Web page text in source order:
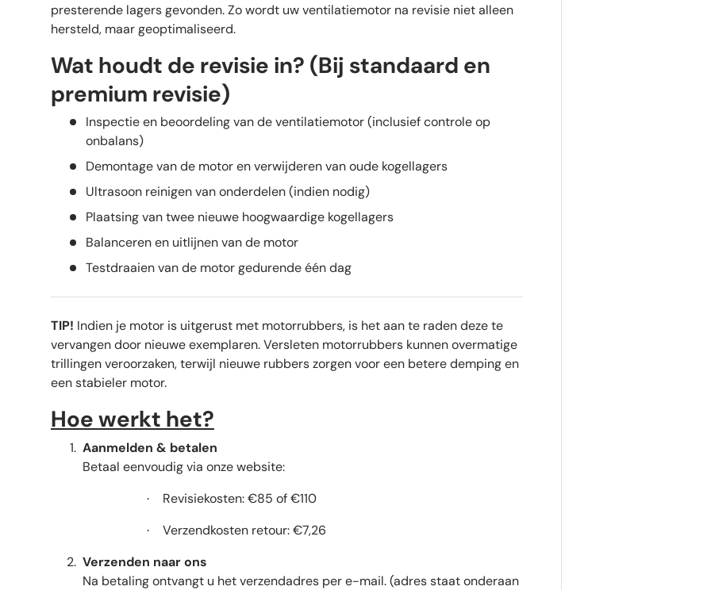
presterende lagers gevonden. Zo wordt uw ventilatiemotor na revisie niet alleen
hersteld, maar geoptimaliseerd.
Wat houdt de revisie in? (Bij standaard en
premium revisie)
Inspectie en beoordeling van de ventilatiemotor (inclusief controle op
onbalans)
Demontage van de motor en verwijderen van oude kogellagers
Ultrasoon reinigen van onderdelen (indien nodig)
Plaatsing van twee nieuwe hoogwaardige kogellagers
Balanceren en uitlijnen van de motor
Testdraaien van de motor gedurende één dag
TIP! Indien je motor is uitgerust met motorrubbers, is het aan te raden deze te
vervangen door nieuwe exemplaren. Versleten motorrubbers kunnen overmatige
trillingen veroorzaken, terwijl nieuwe rubbers zorgen voor een betere demping en
een stabieler motor.
Hoe werkt het?
Aanmelden & betalen
Betaal eenvoudig via onze website:
· Revisiekosten: €85 of €110
·
Verzendkosten retour: €7,26
Verzenden naar ons
Na betaling ontvangt u het verzendadres per e-mail. (adres staat onderaan